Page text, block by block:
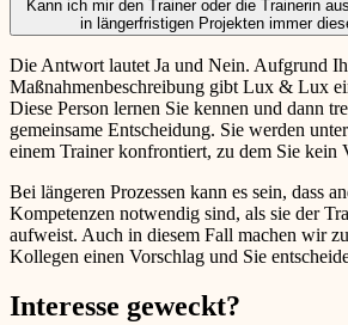
Kann ich mir den Trainer oder die Trainerin
in längerfristigen Projekten immer
Die Antwort lautet Ja und Nein. Aufgrund
Maßnahmenbeschreibung gibt Lux & Lux
Diese Person lernen Sie kennen und dann
gemeinsame Entscheidung. Sie werden
einem Trainer konfrontiert, zu dem Sie kein
Bei längeren Prozessen kann es sein, dass
Kompetenzen notwendig sind, als sie der
aufweist. Auch in diesem Fall machen wir
Kollegen einen Vorschlag und Sie
Interesse geweckt?